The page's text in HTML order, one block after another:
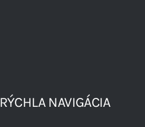
RÝCHLA NAVIGÁCIA